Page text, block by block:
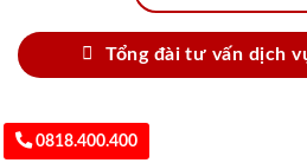
Tổng đài tư vấn dịch
0818.400.400